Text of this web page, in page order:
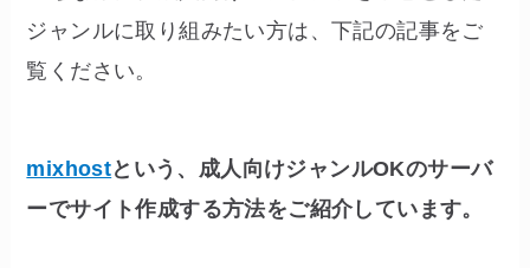
ジャンルに取り組みたい方は、下記の記事をご
覧ください。
mixhostという、成人向けジャンルOKのサーバ
ーでサイト作成する方法をご紹介しています。